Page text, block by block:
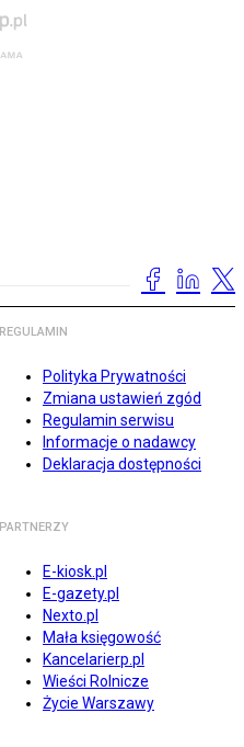
REGULAMIN
Polityka Prywatności
Zmiana ustawień zgód
Regulamin serwisu
Informacje o nadawcy
Deklaracja dostępności
PARTNERZY
E-kiosk.pl
E-gazety.pl
Nexto.pl
Mała księgowość
Kancelarierp.pl
Wieści Rolnicze
Życie Warszawy